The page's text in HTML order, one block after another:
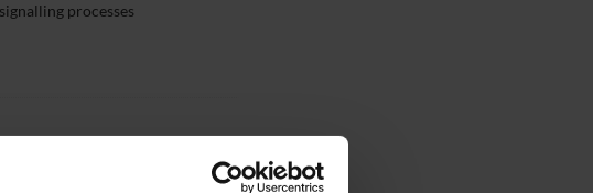
processes